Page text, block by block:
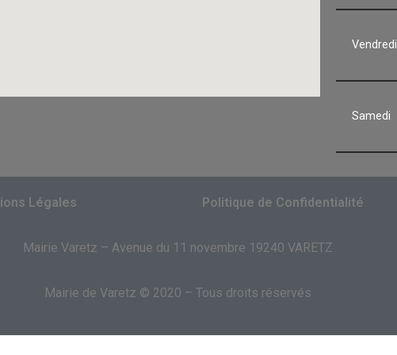
Vendredi
Samedi
Légales Politique de Confidentialité
Mairie Varetz – Avenue du 11 novembre 19240 VARETZ
Mairie de Varetz © 2020 – Tous droits réservés